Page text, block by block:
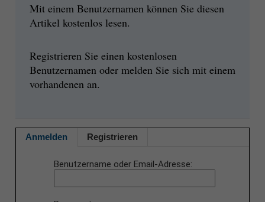
Mit einem Benutzernamen können Sie diesen
Artikel kostenlos lesen.
Registrieren Sie einen kostenlosen
Benutzernamen oder melden Sie sich mit einem
vorhandenen an.
Anmelden Registrieren
Benutzername oder Email-Adresse